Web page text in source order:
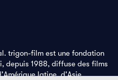
trigon-film est une fondation
depuis 1988, diffuse des films
latine, d'Asie,